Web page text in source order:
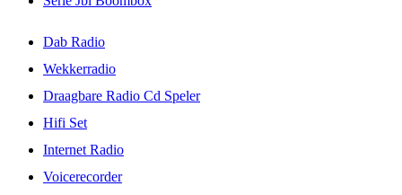
Dab Radio
Wekkerradio
Draagbare Radio Cd Speler
Hifi Set
Internet Radio
Voicerecorder